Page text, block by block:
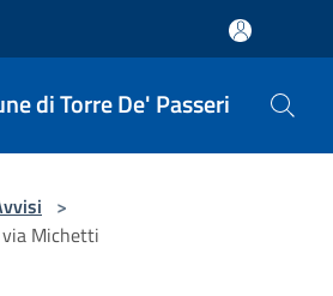
di Torre De' Passeri
>
via Michetti